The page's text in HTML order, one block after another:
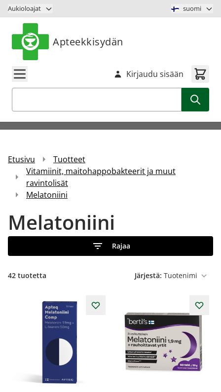
Siirry sisältöön
Aukioloajat suomi
Apteekkisydän
Kirjaudu sisään
Etusivu
Tuotteet
Vitamiinit, maitohappobakteerit ja muut
ravintolisät
Melatoniini
Melatoniini
Rajaa
42 tuotetta Järjestä: